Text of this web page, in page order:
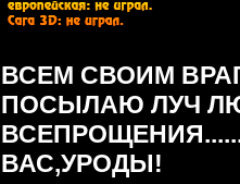
ВСЕМ СВОИМ
ПОСЫЛАЮ ЛУЧ
ВАС,УРОДЫ!